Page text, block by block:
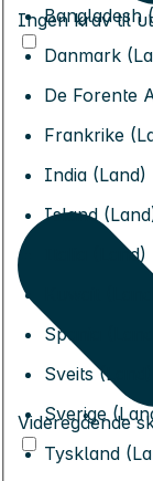
Bangladesh
Danmark
De Forente
Frankrike
India (Land)
Island
Italia (Land)
Spania (Land)
Sveits (Land)
Sverige
Tyskland
Ingen krav til
Videregående